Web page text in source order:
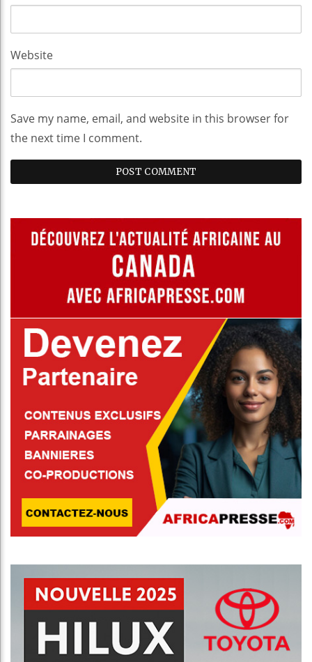
Website
Save my name, email, and website in this browser for
the next time I comment.